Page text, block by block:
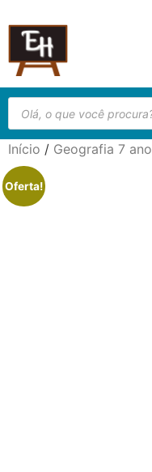
Início / Geografia 7 ano
Oferta!